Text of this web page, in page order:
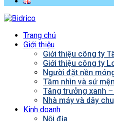
Trang chủ
Giới thiệu
Giới thiệu công ty
Giới thiệu công ty
Người đặt nền
Tầm nhìn và sứ
Tăng trưởng xanh
Nhà máy và dây
Kinh doanh
Nội địa